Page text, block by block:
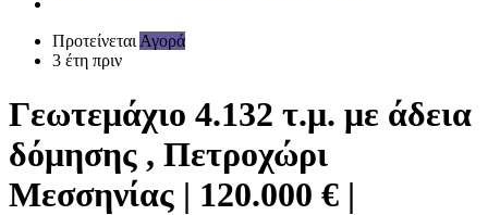
Προτείνεται Αγορά
3 έτη πριν
Γεωτεμάχιο 4.132 τ.μ. με άδεια
δόμησης , Πετροχώρι
Μεσσηνίας | 120.000 € |